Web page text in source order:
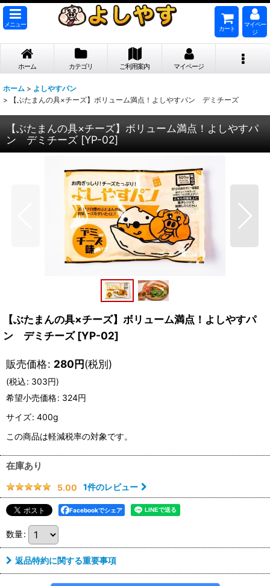
メニュー
カート
マイペー
ジ
ホーム カテゴリ ご利用案内 マイページ
ホーム > よしやすパン
>
【ぶたまんの具×チーズ】ボリューム満点！よしやすパン デミチーズ
【ぶたまんの具×チーズ】ボリューム満点！よしやすパ
ン デミチーズ [YP-02]
【ぶたまんの具×チーズ】ボリューム満点！よしやすパ
ン デミチーズ [YP-02]
販売価格: 280円(税別)
(税込: 303円)
希望小売価格: 324円
サイズ: 400g
この商品は軽減税率の対象です。
在庫あり
5.00 1件のレビュー
Facebookでシェア
数量:
返品特約に関する重要事項